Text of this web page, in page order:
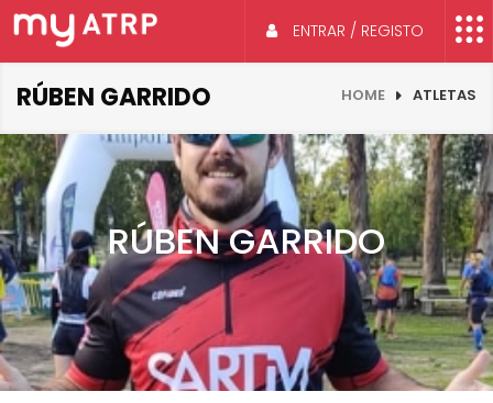
ENTRAR / REGISTO
RÚBEN GARRIDO HOME ATLETAS
RÚBEN GARRIDO